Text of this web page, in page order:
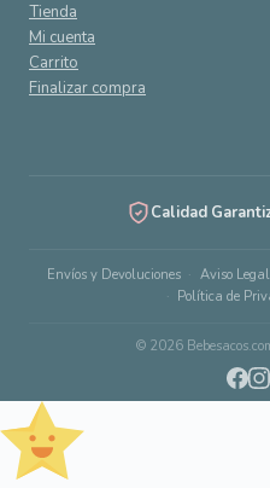
Tienda
Mi cuenta
Carrito
Finalizar compra
Calidad
Envíos y Devoluciones Aviso Legal
Política de
© 2026